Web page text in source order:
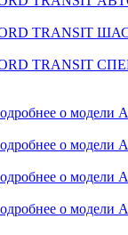
TRANSIT
TRANSIT
о модели
о модели
о модели
о модели